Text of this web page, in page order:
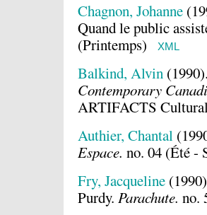
Chagnon, Johanne
Quand le public
(Printemps)
XML
Balkind, Alvin
Contemporary
ARTIFACTS
Authier, Chantal
Espace. no. 04 (Été -
Fry, Jacqueline
Purdy. Parachute. no.